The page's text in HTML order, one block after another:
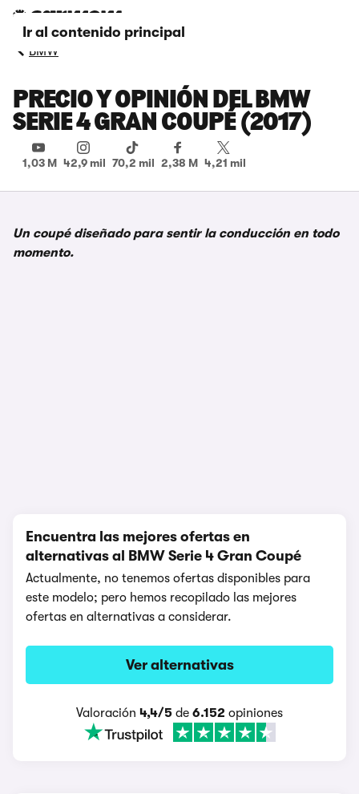
Ir al contenido principal
BMW
PRECIO Y OPINIÓN DEL BMW
SERIE 4 GRAN COUPÉ (2017)
1,03 M 42,9 mil 70,2 mil 2,38 M 4,21 mil
Un coupé diseñado para sentir la conducción en todo
momento.
Encuentra las mejores ofertas en
alternativas al BMW Serie 4 Gran Coupé
Actualmente, no tenemos ofertas disponibles para
este modelo; pero hemos recopilado las mejores
ofertas en alternativas a considerar.
Ver alternativas
Valoración 4,4/5 de 6.152 opiniones